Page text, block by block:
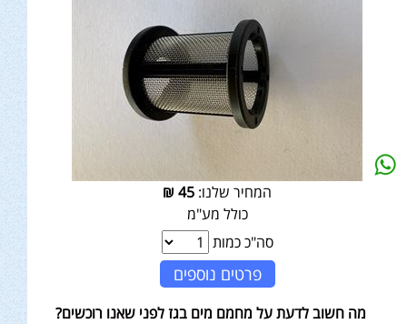
המחיר שלנו: 45
₪
כולל מע"מ
סה"כ כמות
פרטים נוספים
מה חשוב לדעת על מחמם מים בגז לפני שאנו רוכשים?